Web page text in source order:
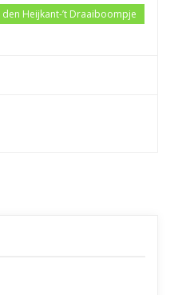
Heijkant-’t Draaiboompje